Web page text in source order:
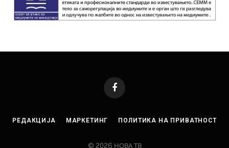
Facebook
РЕДАКЦИЈА МАРКЕТИНГ ПОЛИТИКА НА ПРИВАТНОСТ
© 2026 НОВА ТВ